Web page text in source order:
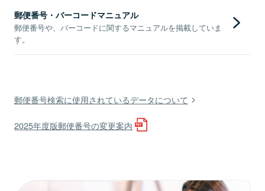
郵便番号・バーコードマニュアル
郵便番号や、バーコードに関するマニュアルを掲載していま
す。
郵便番号検索に使用されているデータについて
2025年度版郵便番号の変更案内